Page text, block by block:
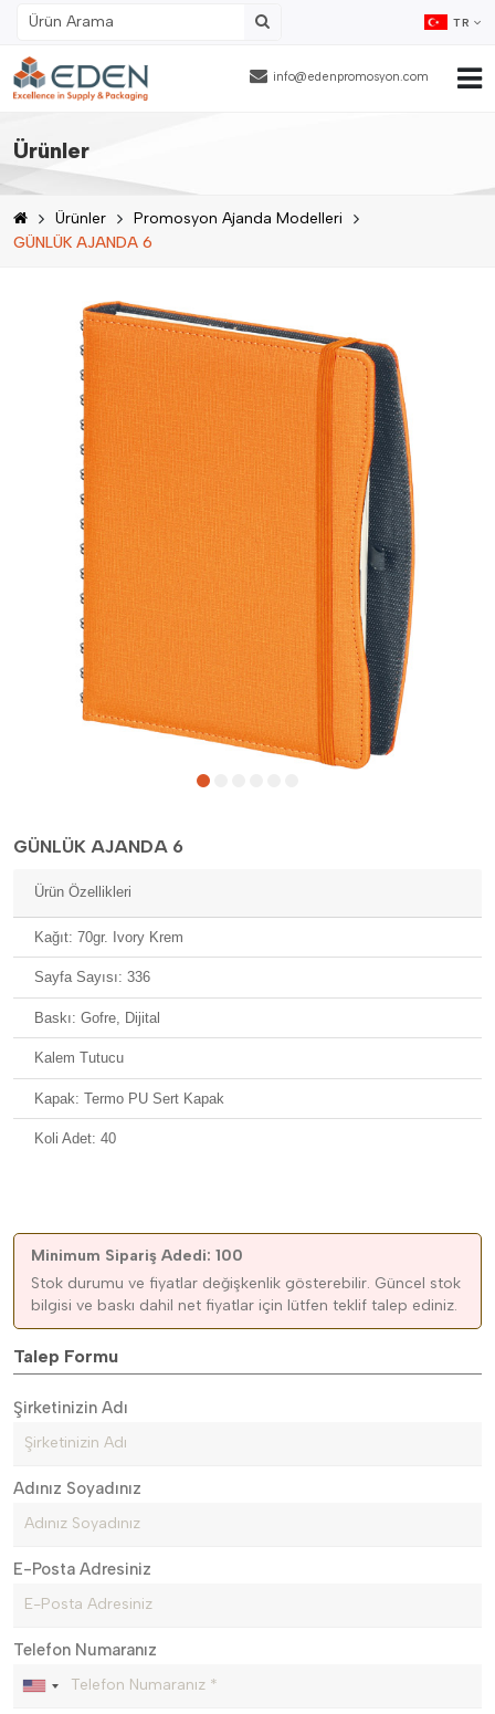
info@edenpromosyon.com
TR
Ana Sayfa
Hakkımızda
Ürünler
Referanslar
İnsan Kaynakları
Ürünler
Ürünler
Promosyon Ajanda Modelleri
GÜNLÜK AJANDA 6
GÜNLÜK AJANDA 6
Ürün Özellikleri
Kağıt: 70gr. Ivory Krem
Sayfa Sayısı: 336
Baskı: Gofre, Dijital
Kalem Tutucu
Kapak: Termo PU Sert Kapak
Koli Adet: 40
Minimum Sipariş Adedi: 100
Stok durumu ve fiyatlar değişkenlik gösterebilir. Güncel stok
bilgisi ve baskı dahil net fiyatlar için lütfen teklif talep ediniz.
Talep Formu
Şirketinizin Adı
Adınız Soyadınız
E-Posta Adresiniz
Telefon Numaranız